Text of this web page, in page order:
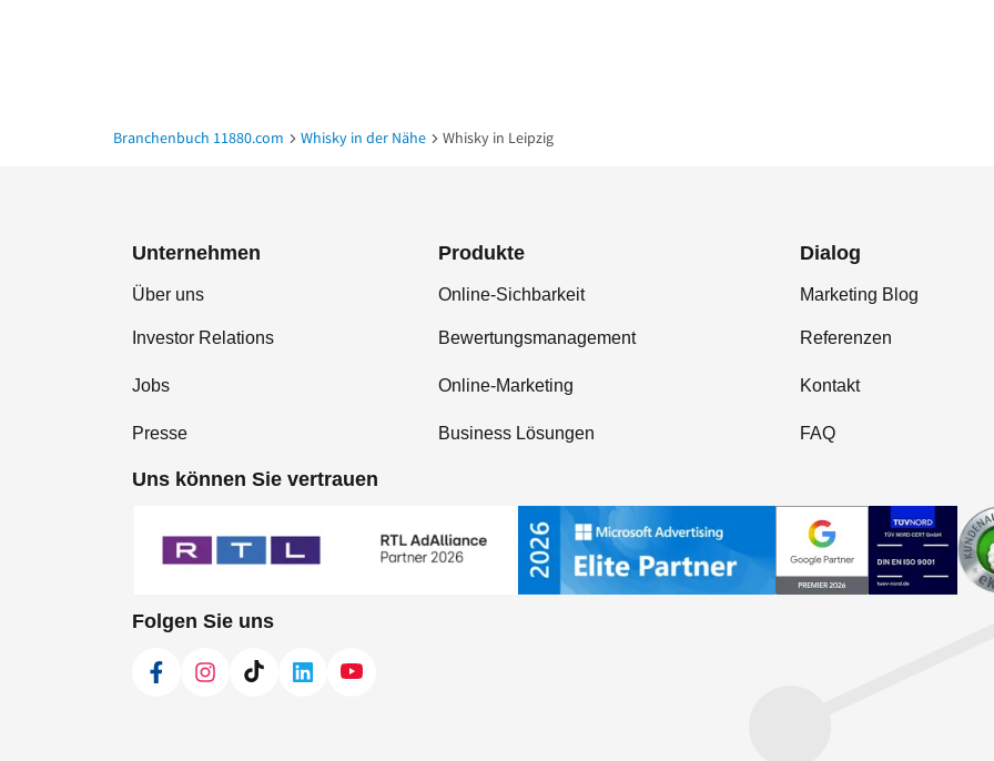
Branchenbuch 11880.com Whisky in der Nähe Whisky in Leipzig
Unternehmen
Über uns
Investor Relations
Jobs
Presse
Produkte
Online-Sichbarkeit
Bewertungsmanagement
Online-Marketing
Business Lösungen
Dialog
Marketing Blog
Referenzen
Kontakt
FAQ
Uns können Sie vertrauen
Folgen Sie uns